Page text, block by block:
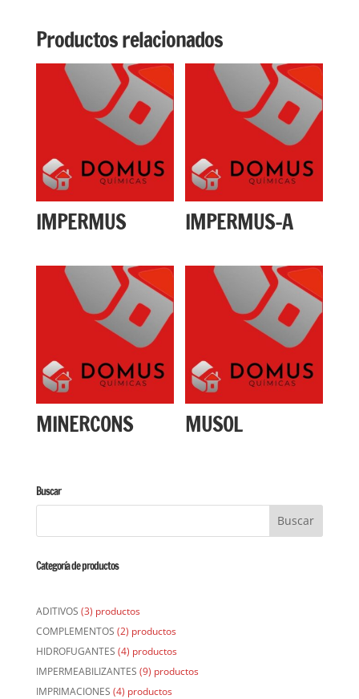
Productos relacionados
IMPERMUS IMPERMUS-A
MINERCONS MUSOL
Buscar
Categoría de productos
ADITIVOS (3) productos
COMPLEMENTOS (2) productos
HIDROFUGANTES (4) productos
IMPERMEABILIZANTES (9) productos
IMPRIMACIONES (4) productos